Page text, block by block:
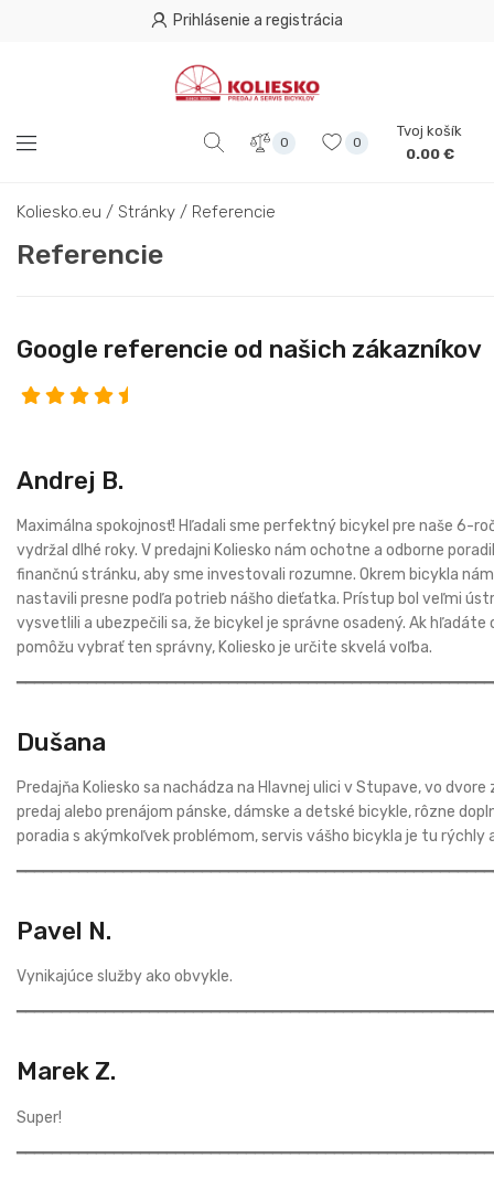
Prihlásenie a registrácia
0 0
Tvoj košík
0.00 €
Koliesko.eu / Stránky / Referencie
Referencie
Google referencie od našich zákazníkov
Andrej B.
Maximálna spokojnosť! Hľadali sme perfektný bicykel pre naše 6-
vydržal dlhé roky. V predajni Koliesko nám ochotne a odborne
finančnú stránku, aby sme investovali rozumne. Okrem bicykla
nastavili presne podľa potrieb nášho dieťatka. Prístup bol veľmi
vysvetlili a ubezpečili sa, že bicykel je správne osadený. Ak
pomôžu vybrať ten správny, Koliesko je určite skvelá voľba.
Dušana
Predajňa Koliesko sa nachádza na Hlavnej ulici v Stupave, vo
predaj alebo prenájom pánske, dámske a detské bicykle, rôzne
poradia s akýmkoľvek problémom, servis vášho bicykla je tu rýchly
Pavel N.
Vynikajúce služby ako obvykle.
Marek Z.
Super!